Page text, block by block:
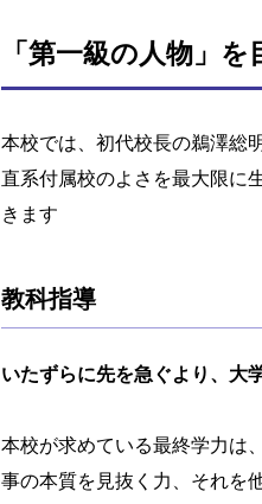
「第一級の人物」を
本校では、初代校長の鵜澤総
直系付属校のよさを最大限に
きます
教科指導
いたずらに先を急ぐより、大
本校が求めている最終学力は
事の本質を見抜く力、それを